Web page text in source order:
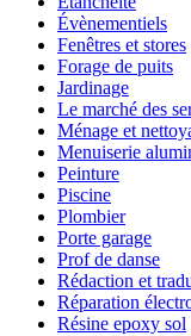
Évènementiels
Fenêtres et stores
Forage de puits
Jardinage
Le marché des
Ménage et
Menuiserie
Peinture
Piscine
Plombier
Porte garage
Prof de danse
Rédaction et
Réparation
Résine epoxy sol